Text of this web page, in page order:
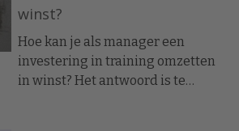
winst?
Hoe kan je als manager een
investering in training omzetten
in winst? Het antwoord is te